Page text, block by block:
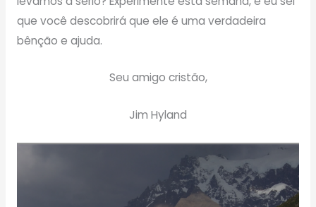
que você descobrirá que ele é uma verdadeira
bênção e ajuda.
Seu amigo cristão,
Jim Hyland